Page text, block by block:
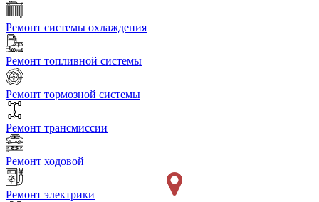
Ремонт системы охлаждения
Ремонт топливной системы
Ремонт тормозной системы
Ремонт трансмиссии
Ремонт ходовой
Ремонт электрики